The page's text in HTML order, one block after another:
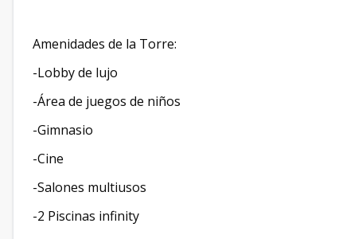
Amenidades de la Torre:
-Lobby de lujo
-Área de juegos de niños
-Gimnasio
-Cine
-Salones multiusos
-2 Piscinas infinity